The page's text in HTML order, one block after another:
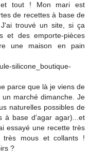
tout ! Mon mari est
de recettes à base de
trouvé un site, si ça
et des emporte-pièces
une maison en pain
silicone_boutique-
parce que là je viens de
marché dimanche. Je
naturelles possibles de
à base d'agar agar)...et
essayé une recette très
très mous et collants !
?